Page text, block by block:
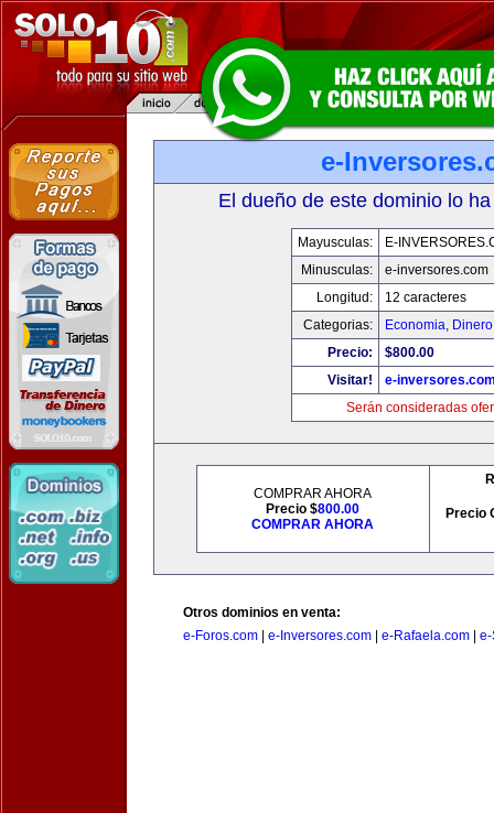
e-
El dueño de este dominio lo
Mayusculas:
E-
Minusculas:
e-inversores.com
Longitud:
12 caracteres
Categorias:
Economia,
Precio:
$800.00
Visitar!
e-
Serán consideradas
COMPRAR AHORA
Precio $800.00
COMPRAR AHORA
Precio
Otros dominios en venta:
e-Foros.com
e-Inversores.com e-Rafaela.com e-